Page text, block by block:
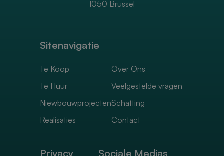
Sitenavigatie
Te Koop
Te Huur
Niewbouwprojecten
Realisaties
Over Ons
Veelgestelde vragen
Schatting
Contact
1050 Brussel
Privacy Sociale Medias